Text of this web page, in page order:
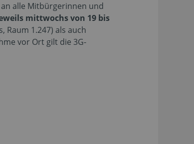
alle Mitbürgerinnen und
mittwochs von 19 bis
Raum 1.247) als auch
vor Ort gilt die 3G-